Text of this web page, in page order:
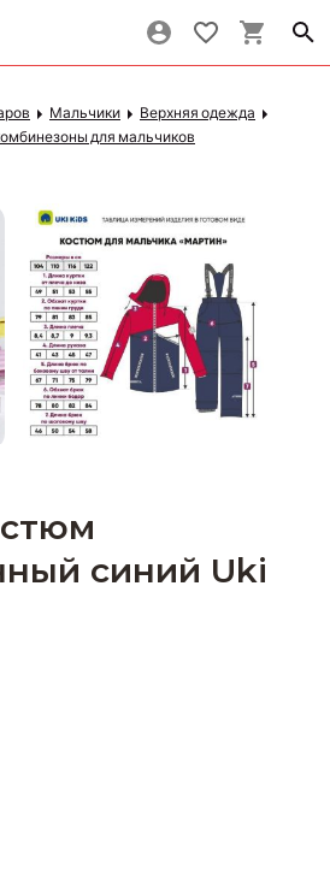
Мальчики
Верхняя одежда
для мальчиков
синий Uki